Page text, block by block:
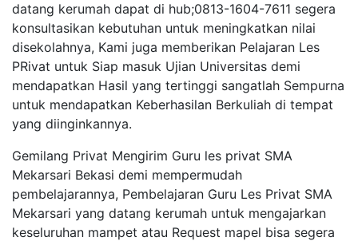
datang kerumah dapat di hub;0813-1604-7611 segera
konsultasikan kebutuhan untuk meningkatkan nilai
disekolahnya, Kami juga memberikan Pelajaran Les
PRivat untuk Siap masuk Ujian Universitas demi
mendapatkan Hasil yang tertinggi sangatlah Sempurna
untuk mendapatkan Keberhasilan Berkuliah di tempat
yang diinginkannya.
Gemilang Privat Mengirim Guru les privat SMA
Mekarsari Bekasi demi mempermudah
pembelajarannya, Pembelajaran Guru Les Privat SMA
Mekarsari yang datang kerumah untuk mengajarkan
keseluruhan mampet atau Request mapel bisa segera